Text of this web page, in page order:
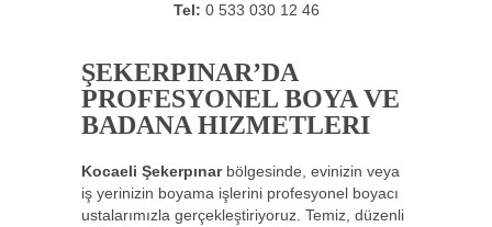
Tel: 0 533 030 12 46
ŞEKERPINAR’DA
PROFESYONEL BOYA VE
BADANA HIZMETLERI
Kocaeli Şekerpınarbölgesinde, evinizin veya
iş yerinizin boyama işlerini profesyonel boyacı
ustalarımızla gerçekleştiriyoruz. Temiz, düzenli